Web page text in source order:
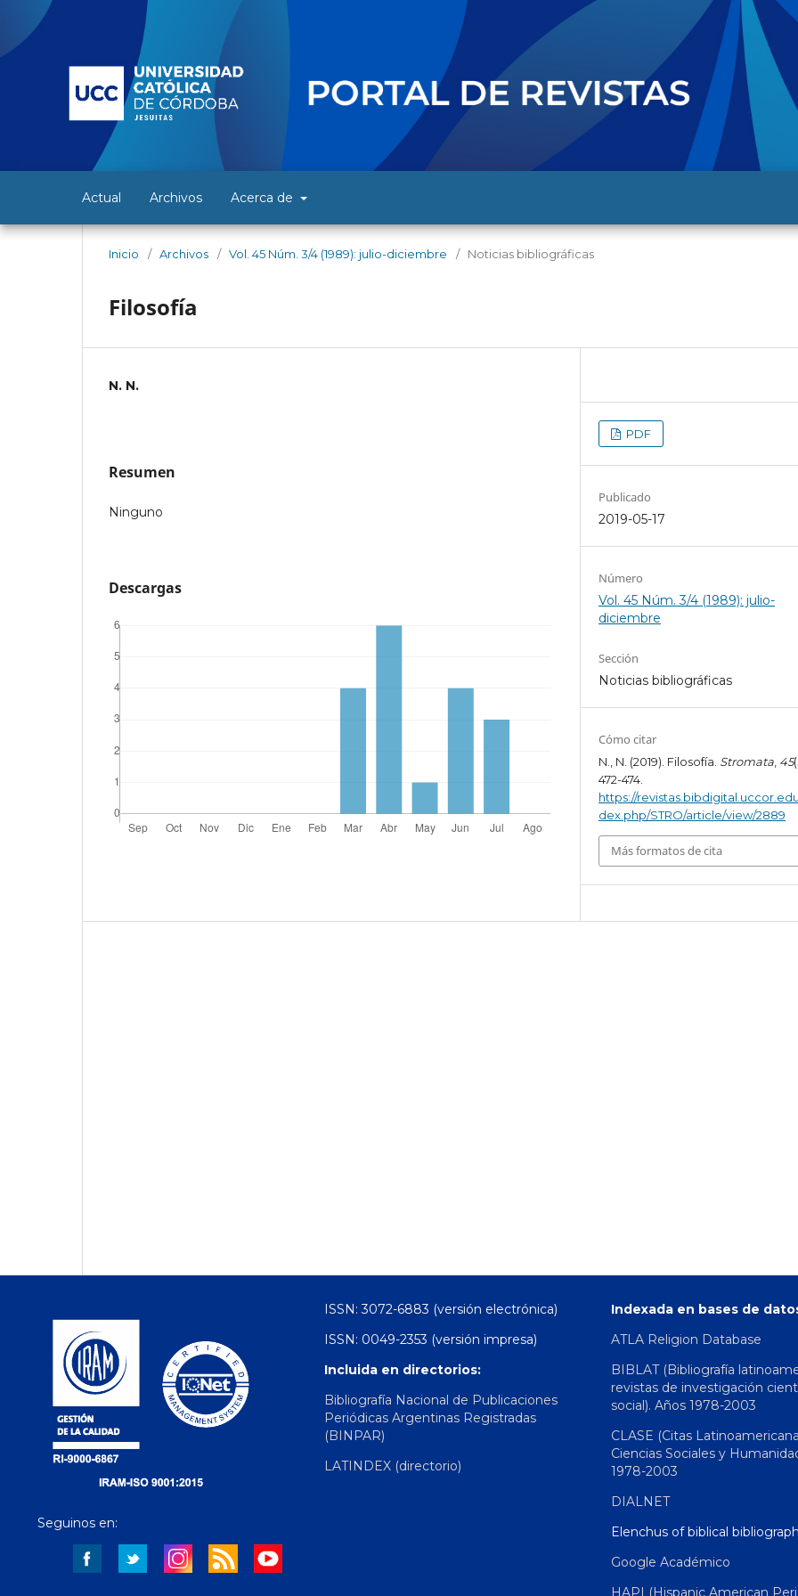
Actual Archivos Acerca de
Inicio / Archivos / Vol. 45 Núm. 3/4 (1989): julio-diciembre / Noticias bibliográficas
Filosofía
N. N.
Resumen
Ninguno
Descargas
PDF
Publicado
2019-05-17
Número
Vol. 45 Núm. 3/4 (1989): julio-
diciembre
Sección
Noticias bibliográficas
Cómo citar
N., N. (2019). Filosofía. Stromata 45
472-474.
https://
dex.php/STRO/article/view/2889
Más formatos de cita
Seguinos en:
ISSN: 3072-6883 (versión electrónica)
ISSN: 0049-2353 (versión impresa)
Incluida en directorios:
Bibliografía Nacional de Publicaciones
Periódicas Argentinas Registradas
(BINPAR)
LATINDEX (directorio)
Indexada en bases de
ATLA Religion Database
BIBLAT (Bibliografía
revistas de investigación
social). Años 1978-2003
CLASE (Citas
Ciencias Sociales y
1978-2003
DIALNET
Elenchus of biblical
Google Académico
HAPI (Hispanic American